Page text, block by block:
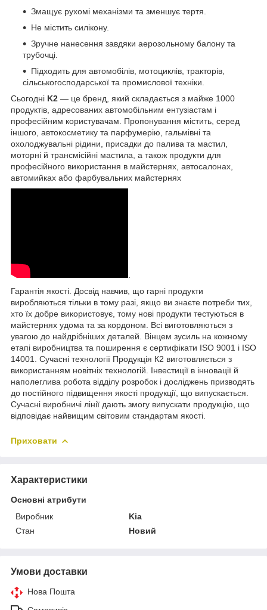
Змащує рухомі механізми та зменшує тертя.
Не містить силікону.
Зручне нанесення завдяки аерозольному балону та
трубочці.
Підходить для автомобілів, мотоциклів, тракторів,
сільськогосподарської та промислової техніки.
Сьогодні K2 — це бренд, який складається з майже 1000
продуктів, адресованих автомобільним ентузіастам і
професійним користувачам. Пропонування містить, серед
іншого, автокосметику та парфумерію, гальмівні та
охолоджувальні рідини, присадки до палива та мастил,
моторні й трансмісійні мастила, а також продукти для
професійного використання в майстернях, автосалонах,
автомийках або фарбувальних майстернях
Гарантія якості. Досвід навчив, що гарні продукти
виробляються тільки в тому разі, якщо ви знаєте потреби тих,
хто їх добре використовує, тому нові продукти тестуються в
майстернях удома та за кордоном. Всі виготовляються з
увагою до найдрібніших деталей. Вінцем зусиль на кожному
етапі виробництва та поширення є сертифікати ISO 9001 і ISO
14001. Сучасні технології Продукція К2 виготовляється з
використанням новітніх технологій. Інвестиції в інновації й
наполеглива робота відділу розробок і досліджень призводять
до постійного підвищення якості продукції, що випускається.
Сучасні виробничі лінії дають змогу випускати продукцію, що
відповідає найвищим світовим стандартам якості.
Приховати
Характеристики
Основні атрибути
Виробник
Kia
Стан
Новий
Умови доставки
Нова Пошта